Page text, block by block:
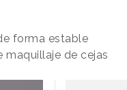
forma estable
maquillaje de cejas